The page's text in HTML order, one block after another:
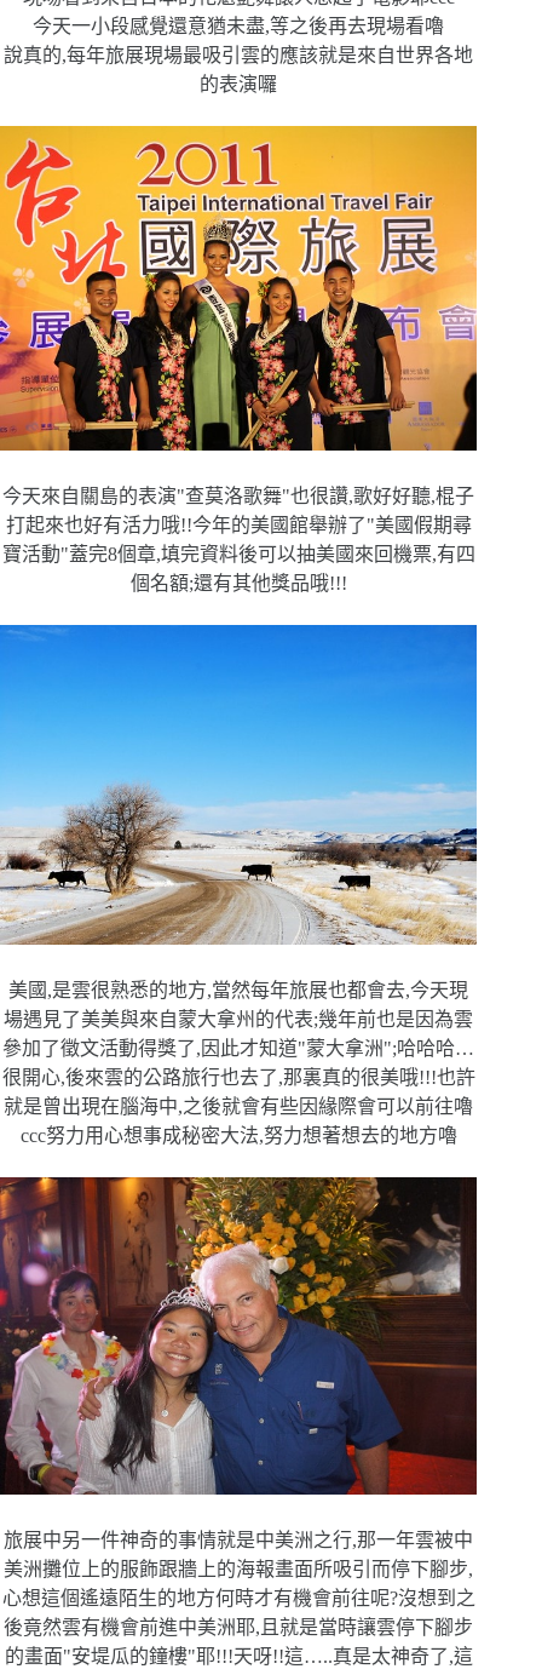
今天一小段感覺還意猶未盡,等之後再去現場看嚕
說真的,每年旅展現場最吸引雲的應該就是來自世界各地
的表演囉
今天來自關島的表演"查莫洛歌舞"也很讚,歌好好聽,棍子
打起來也好有活力哦!!今年的美國館舉辦了"美國假期尋
寶活動"蓋完8個章,填完資料後可以抽美國來回機票,有四
個名額;還有其他獎品哦!!!
美國,是雲很熟悉的地方,當然每年旅展也都會去,今天現
場遇見了美美與來自蒙大拿州的代表;幾年前也是因為雲
參加了徵文活動得獎了,因此才知道"蒙大拿洲";哈哈哈…
很開心,後來雲的公路旅行也去了,那裏真的很美哦!!!也許
就是曾出現在腦海中,之後就會有些因緣際會可以前往嚕
ccc努力用心想事成秘密大法,努力想著想去的地方嚕
旅展中另一件神奇的事情就是中美洲之行,那一年雲被中
美洲攤位上的服飾跟牆上的海報畫面所吸引而停下腳步,
心想這個遙遠陌生的地方何時才有機會前往呢?沒想到之
後竟然雲有機會前進中美洲耶,且就是當時讓雲停下腳步
的畫面"安堤瓜的鐘樓"耶!!!天呀!!這…..真是太神奇了,這